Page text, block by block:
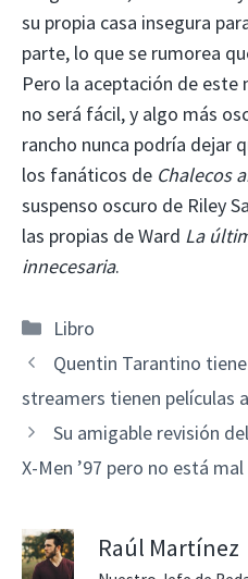
su propia casa insegura
parte, lo que se rumorea
Pero la aceptación de
no será fácil, y algo más
rancho nunca podría dejar
los fanáticos de Chalecos
suspenso oscuro de Riley
las propias de Ward La
innecesaria.
Categorías
Libro
Quentin Tarantino
streamers tienen películas
Su amigable revisión
X-Men ’97 pero no está mal
Raúl Martínez